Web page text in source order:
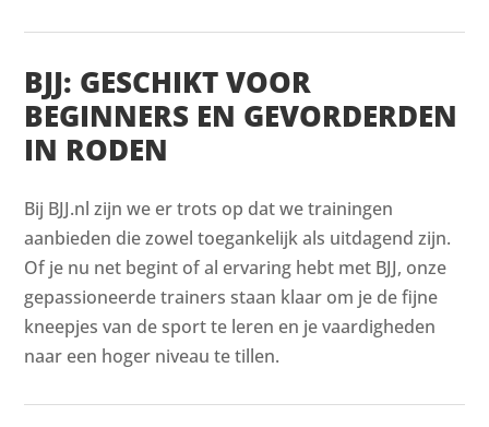
BJJ: GESCHIKT VOOR
BEGINNERS EN GEVORDERDEN
IN RODEN
Bij BJJ.nl zijn we er trots op dat we trainingen
aanbieden die zowel toegankelijk als uitdagend zijn.
Of je nu net begint of al ervaring hebt met BJJ, onze
gepassioneerde trainers staan klaar om je de fijne
kneepjes van de sport te leren en je vaardigheden
naar een hoger niveau te tillen.